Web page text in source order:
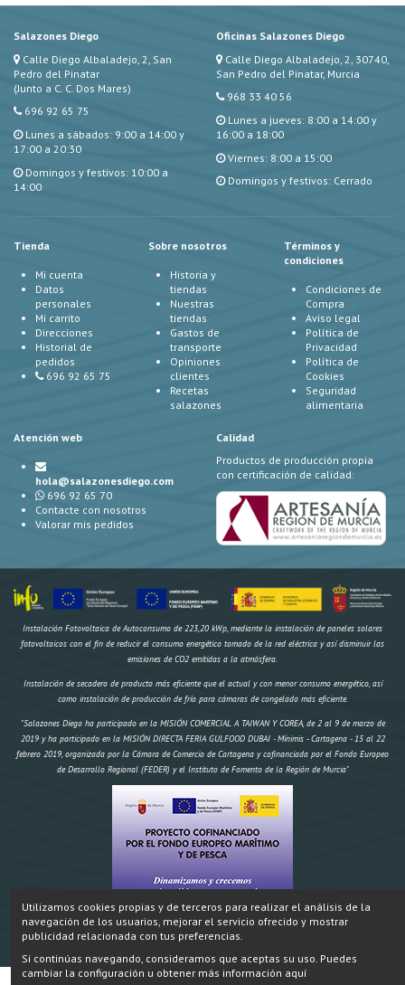
Salazones Diego
Calle Diego Albaladejo, 2, San
Pedro del Pinatar
(Junto a C. C. Dos Mares)
696 92 65 75
Lunes a sábados: 9:00 a 14:00 y
17:00 a 20:30
Domingos y festivos: 10:00 a
14:00
Oficinas Salazones Diego
Calle Diego Albaladejo, 2, 30740,
San Pedro del Pinatar, Murcia
968 33 40 56
Lunes a jueves: 8:00 a 14:00 y
16:00 a 18:00
Viernes: 8:00 a 15:00
Domingos y festivos: Cerrado
Tienda
Mi cuenta
Datos
personales
Mi carrito
Direcciones
Historial de
pedidos
696 92 65 75
Sobre nosotros
Historia y
tiendas
Nuestras
tiendas
Gastos de
transporte
Opiniones
clientes
Recetas
salazones
Términos y
condiciones
Condiciones de
Compra
Aviso legal
Política de
Privacidad
Política de
Cookies
Seguridad
alimentaria
Atención web
hola@salazonesdiego.com
696 92 65 70
Contacte con nosotros
Valorar mis pedidos
Calidad
Productos de producción propia
con certificación de calidad:
Instalación Fotovoltaica de Autoconsumo de 223,20 kWp, mediante la instalación de paneles solares
fotovoltaicos con el fin de reducir el consumo energético tomado de la red eléctrica y así disminuir las
emisiones de CO2 emitidas a la atmósfera.
Instalación de secadero de producto más eficiente que el actual y con menor consumo energético, así
como instalación de producción de frío para cámaras de congelado más eficiente.
"Salazones Diego ha participado en la MISIÓN COMERCIAL A TAIWAN Y COREA, de 2 al 9 de marzo de
2019 y ha participado en la MISIÓN DIRECTA FERIA GULFOOD DUBAI - Mínimis - Cartagena - 15 al 22
febrero 2019, organizada por la Cámara de Comercio de Cartagena y cofinanciada por el Fondo Europeo
de Desarrollo Regional (FEDER) y el Instituto de Fomento de la Región de Murcia"
"Construcción de un secadero artificial y dos obradores climatizados, IMPORTE AYUDA
174.970,18 € FEMP 58.695,96€ CARM 19.564,99€ Total 78.259,95€" Proyecto cofinanciado por el Fondo
Europeo Marítimo y de Pesca.
Utilizamos cookies propias y de terceros para realizar el análisis de la
navegación de los usuarios, mejorar el servicio ofrecido y mostrar
publicidad relacionada con tus preferencias.
Si continúas navegando, consideramos que aceptas su uso. Puedes
cambiar la configuración u obtener más información aquí